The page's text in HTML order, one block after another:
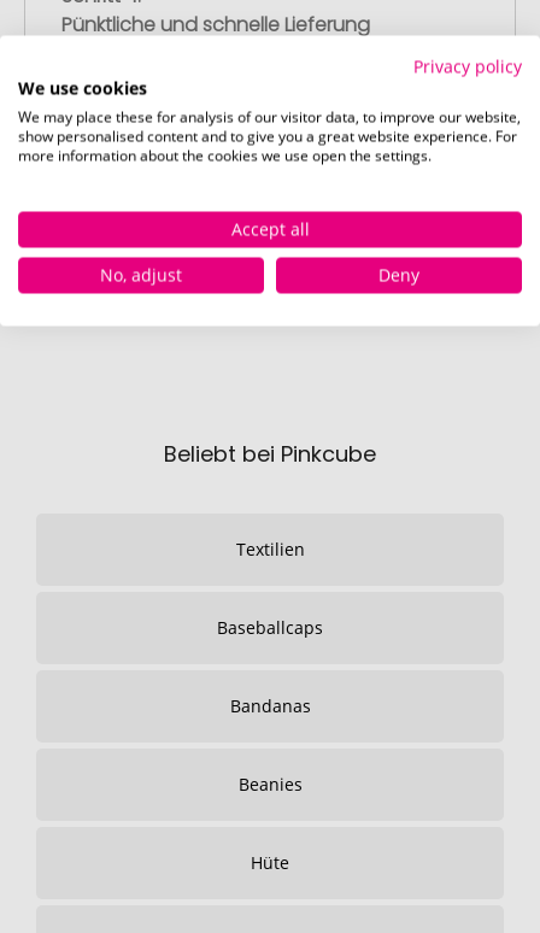
Pünktliche und schnelle Lieferung
Nach Ihrer Freigabe der Druckvorschau
liefern wir termingerecht zum
vereinbarten Datum – garantiert.
Beliebt bei Pinkcube
Textilien
Baseballcaps
Bandanas
Beanies
Hüte
Privacy policy
We use cookies
We may place these for analysis of our visitor data, to improve our website,
show personalised content and to give you a great website experience. For
more information about the cookies we use open the settings.
Accept all
No, adjust
Deny